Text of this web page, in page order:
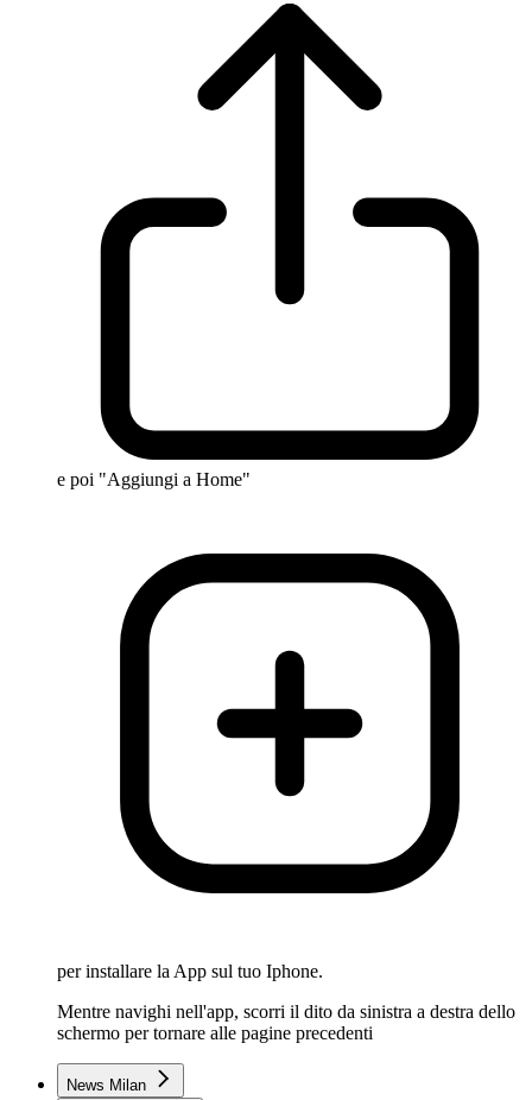
e poi "Aggiungi a Home"
per installare la App sul tuo Iphone.
Mentre navighi nell'app, scorri il dito da sinistra a destra dello
schermo per tornare alle pagine precedenti
News Milan